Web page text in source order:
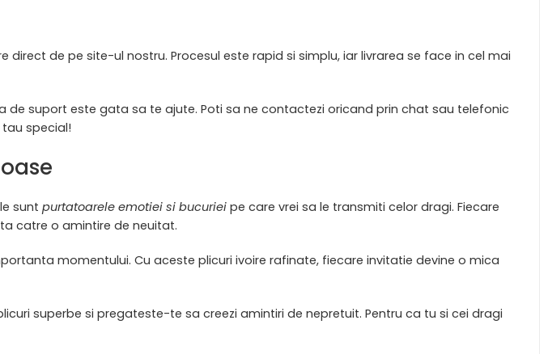
de pe site-ul nostru. Procesul este rapid si simplu, iar livrarea se face in cel mai
suport este gata sa te ajute. Poti sa ne contactezi oricand prin chat sau telefonic
special!
sunt purtatoarele emotiei si bucuriei pe care vrei sa le transmiti celor dragi. Fiecare
catre o amintire de neuitat.
momentului. Cu aceste plicuri ivoire rafinate, fiecare invitatie devine o mica
superbe si pregateste-te sa creezi amintiri de nepretuit. Pentru ca tu si cei dragi